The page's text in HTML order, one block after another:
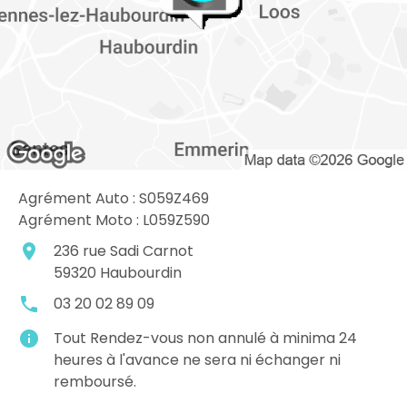
Agrément Auto : S059Z469
Agrément Moto : L059Z590
place
236 rue Sadi Carnot
59320 Haubourdin
local_phone 03 20 02 89 09
info
Tout Rendez-vous non annulé à minima 24
heures à l'avance ne sera ni échanger ni
remboursé.